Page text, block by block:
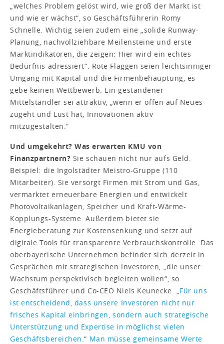
„welches Problem gelöst wird, wie groß der Markt ist
und wie er wächst“, so Geschäftsführerin Romy
Schnelle. Wichtig seien zudem eine „solide Runway-
Planung, nachvollziehbare Meilensteine und erste
Marktindikatoren, die zeigen: Hier wird ein echtes
Bedürfnis adressiert“. Rote Flaggen seien leichtsinniger
Umgang mit Kapital und die Firmenbehauptung, es
gebe keinen Wettbewerb. Ein gestandener
Mittelständler sei attraktiv, „wenn er offen auf Neues
zugeht und Lust hat, Innovationen aktiv
mitzugestalten.“
Und umgekehrt? Was erwarten KMU von
Finanzpartnern? Sie schauen nicht nur aufs Geld.
Beispiel: die Ingolstädter Meistro-Gruppe (110
Mitarbeiter). Sie versorgt Firmen mit Strom und Gas,
vermarktet erneuerbare Energien und entwickelt
Photovoltaikanlagen, Speicher und Kraft-Wärme-
Kopplungs-Systeme. Außerdem bietet sie
Energieberatung zur Kostensenkung und setzt auf
digitale Tools für transparente Verbrauchskontrolle. Das
oberbayerische Unternehmen befindet sich derzeit in
Gesprächen mit strategischen Investoren, „die unser
Wachstum perspektivisch begleiten wollen“, so
Geschäftsführer und Co-CEO Niels Keunecke. „Für uns
ist entscheidend, dass unsere Investoren nicht nur
frisches Kapital einbringen, sondern auch strategische
Unterstützung und Expertise in möglichst vielen
Geschäftsbereichen.“ Man müsse gemeinsame Werte